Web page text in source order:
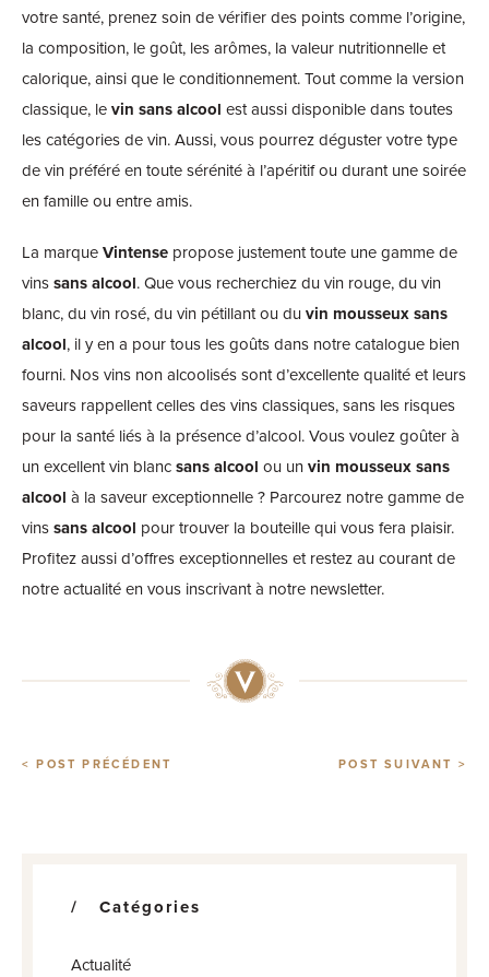
votre santé, prenez soin de vérifier des points comme l’origine,
la composition, le goût, les arômes, la valeur nutritionnelle et
calorique, ainsi que le conditionnement. Tout comme la version
classique, levin sans alcool est aussi disponible dans toutes
les catégories de vin. Aussi, vous pourrez déguster votre type
de vin préféré en toute sérénité à l’apéritif ou durant une soirée
en famille ou entre amis.
La marqueVintense propose justement toute une gamme de
vinssans alcool. Que vous recherchiez du vin rouge, du vin
blanc, du vin rosé, du vin pétillant ou duvin mousseux sans
alcool, il y en a pour tous les goûts dans notre catalogue bien
fourni. Nos vins non alcoolisés sont d’excellente qualité et leurs
saveurs rappellent celles des vins classiques, sans les risques
pour la santé liés à la présence d’alcool. Vous voulez goûter à
un excellent vin blancsans alcool ou unvin mousseux sans
alcool à la saveur exceptionnelle ? Parcourez notre gamme de
vinssans alcool pour trouver la bouteille qui vous fera plaisir.
Profitez aussi d’offres exceptionnelles et restez au courant de
notre actualité en vous inscrivant à notre newsletter.
< POST PRÉCÉDENT POST SUIVANT >
Catégories
Actualité